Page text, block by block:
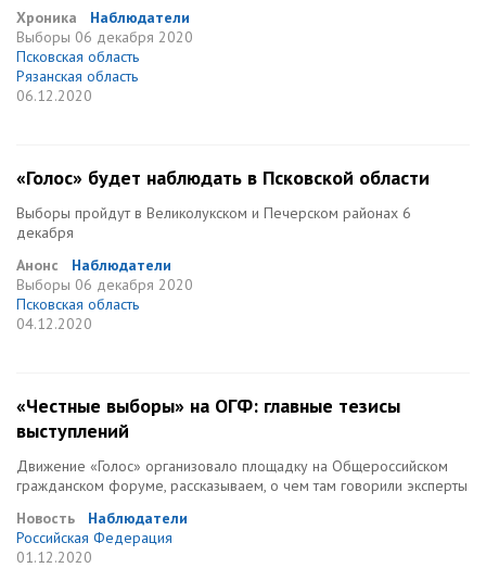
Хроника
Наблюдатели
Выборы 06 декабря 2020
Псковская область
Рязанская область
06.12.2020
«Голос» будет наблюдать в Псковской области
Выборы пройдут в Великолукском и Печерском районах 6
декабря
Анонс
Наблюдатели
Выборы 06 декабря 2020
Псковская область
04.12.2020
«Честные выборы» на ОГФ: главные тезисы
выступлений
Движение «Голос» организовало площадку на Общероссийском
гражданском форуме, рассказываем, о чем там говорили эксперты
Новость
Наблюдатели
Российская Федерация
01.12.2020